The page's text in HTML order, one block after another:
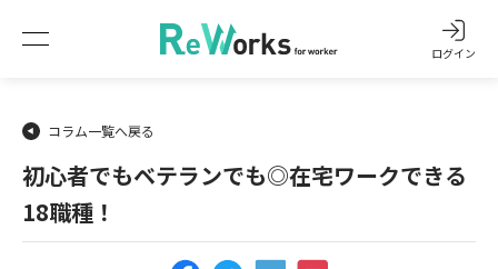
ログイン
コラム一覧へ戻る
初心者でもベテランでも◎在宅ワークできる
18職種！